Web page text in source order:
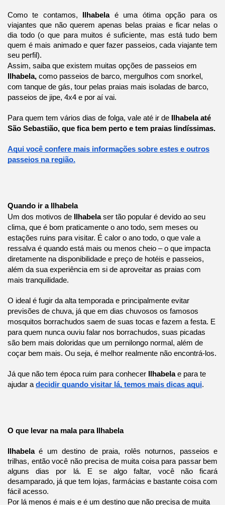
Como te contamos, Ilhabela é uma ótima opção para os
viajantes que não querem apenas belas praias e ficar nelas o
dia todo (o que para muitos é suficiente, mas está tudo bem
quem é mais animado e quer fazer passeios, cada viajante tem
seu perfil).
Assim, saiba que existem muitas opções de passeios em
Ilhabela, como passeios de barco, mergulhos com snorkel,
com tanque de gás, tour pelas praias mais isoladas de barco,
passeios de jipe, 4x4 e por aí vai.
Para quem tem vários dias de folga, vale até ir de Ilhabela até
São Sebastião, que fica bem perto e tem praias lindíssimas.
Aqui você confere mais informações sobre estes e outros
passeios na região.
Quando ir a Ilhabela
Um dos motivos de
Ilhabelaser tão popular é devido ao seu
clima, que é bom praticamente o ano todo, sem meses ou
estações ruins para visitar. É calor o ano todo, o que vale a
ressalva é quando está mais ou menos cheio – o que impacta
diretamente na disponibilidade e preço de hotéis e passeios,
além da sua experiência em si de aproveitar as praias com
mais tranquilidade.
O ideal é fugir da alta temporada e principalmente evitar
previsões de chuva, já que em dias chuvosos os famosos
mosquitos borrachudos saem de suas tocas e fazem a festa. E
para quem nunca ouviu falar nos borrachudos, suas picadas
são bem mais doloridas que um pernilongo normal, além de
coçar bem mais. Ou seja, é melhor realmente não encontrá-los.
Já que não tem época ruim para conhecer Ilhabelae para te
ajudar a decidir quando visitar lá, temos mais dicas aqui.
O que levar na mala para Ilhabela
Ilhabelaé um destino de praia, rolês noturnos, passeios e
trilhas, então você não precisa de muita coisa para passar bem
alguns dias por lá. E se algo faltar, você não ficará
desamparado, já que tem lojas, farmácias e bastante coisa com
fácil acesso.
Por lá menos é mais e é um destino que não precisa de muita